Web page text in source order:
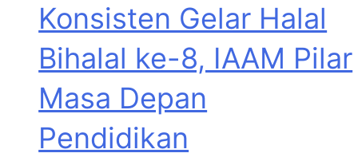
Konsisten Gelar Halal
Bihalal ke-8, IAAM Pilar
Masa Depan
Pendidikan